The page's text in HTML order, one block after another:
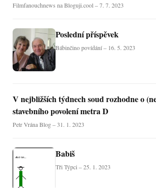
Filmfanouchnews na Bloguji.cool – 7. 7. 2023
Poslední příspěvek
Bábinčino povídání – 16. 5. 2023
V nejbližších týdnech soud rozhodne o
stavebního povolení metra D
Petr Vrána Blog – 31. 1. 2023
Babiš
Tři Týpci – 25. 1. 2023